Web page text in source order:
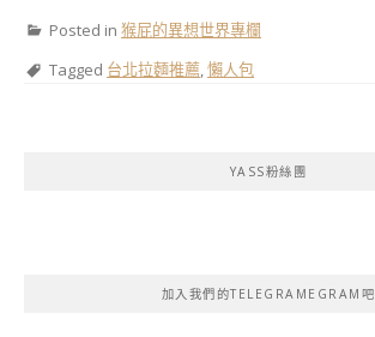
Posted in 猴屁的異想世界專欄
Tagged 台北拉麵推薦,懶人包
YASS粉絲團
加入我們的TELEGRAMEGRAM吧